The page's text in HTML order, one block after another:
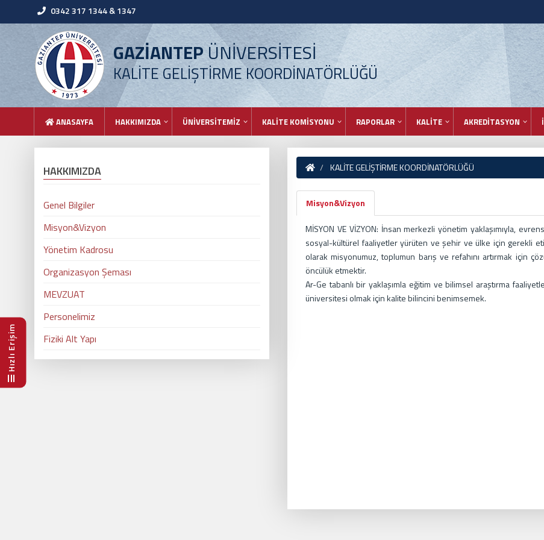
Hızlı Erişim
0342 317 1344 & 1347
GAZİANTEPÜNİVERSİTESİ
KALİTE GELİŞTİRME KOORDİNATÖRLÜĞÜ
ANASAYFA HAKKIMIZDA ÜNİVERSİTEMİZ KALİTE KOMİSYONU RAPORLAR KALİTE AKREDİTASYON
KALİTE GELİŞTİRME KOORDİNATÖRLÜĞÜ
Misyon&Vizyon
MİSYON VE VİZYON: İnsan merkezli yönetim yaklaşımıyla,
sosyal-kültürel faaliyetler yürüten ve şehir ve ülke için gerekli
olarak misyonumuz, toplumun barış ve refahını artırmak için
öncülük etmektir.
Ar-Ge tabanlı bir yaklaşımla eğitim ve bilimsel araştırma
üniversitesi olmak için kalite bilincini benimsemek.
HAKKIMIZDA
Genel Bilgiler
Misyon&Vizyon
Yönetim Kadrosu
Organizasyon Şeması
MEVZUAT
Personelimiz
Fiziki Alt Yapı